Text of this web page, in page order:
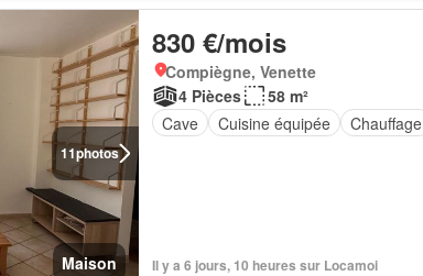
11photos
Maison
830 €/mois
Compiègne, Venette
4 Pièces
58 m²
Cave
Cuisine équipée Chauffage
Il y a 6 jours, 10 heures sur Locamoi